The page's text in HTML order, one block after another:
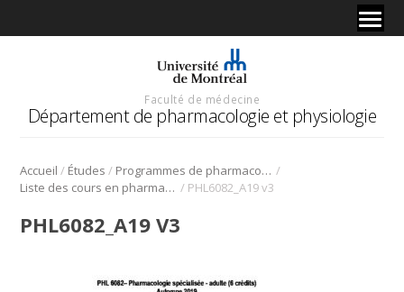
Faculté de médecine
Département de pharmacologie et physiologie
Accueil / Études / Programmes de pharmacologie /
Liste des cours en pharmacologie / PHL6082_A19 v3
PHL6082_A19 V3